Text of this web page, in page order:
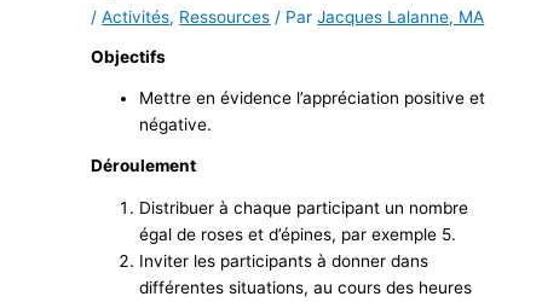
/Activités, Ressources / ParJacques Lalanne, MA
Objectifs
Mettre en évidence l’appréciation positive et
négative.
Déroulement
Distribuer à chaque participant un nombre
égal de roses et d’épines, par exemple 5.
Inviter les participants à donner dans
différentes situations, au cours des heures